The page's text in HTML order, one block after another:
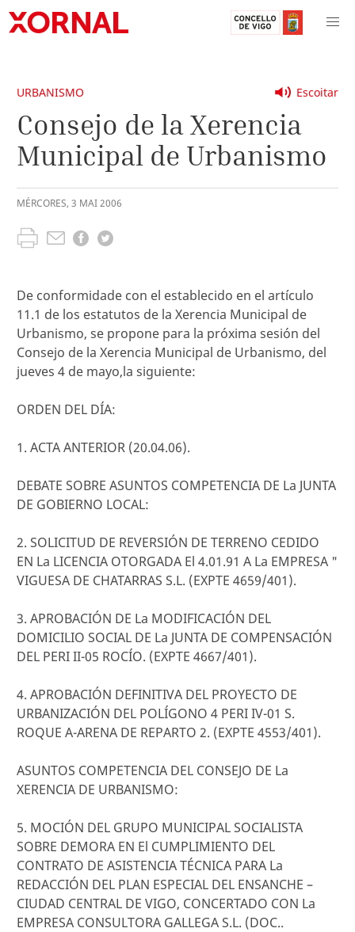
Escoitar
URBANISMO
Consejo de la Xerencia
Municipal de Urbanismo
MÉRCORES, 3 MAI2006
De conformidade con el establecido en el artículo
11.1 de los estatutos de la Xerencia Municipal de
Urbanismo, se propone para la próxima sesión del
Consejo de la Xerencia Municipal de Urbanismo, del
jueves 4 de mayo,la siguiente:
ORDEN DEL DÍA:
1. ACTA ANTERIOR (20.04.06).
DEBATE SOBRE ASUNTOS COMPETENCIA DE La JUNTA
DE GOBIERNO LOCAL:
2. SOLICITUD DE REVERSIÓN DE TERRENO CEDIDO
EN La LICENCIA OTORGADA El 4.01.91 A La EMPRESA "
VIGUESA DE CHATARRAS S.L. (EXPTE 4659/401).
3. APROBACIÓN DE La MODIFICACIÓN DEL
DOMICILIO SOCIAL DE La JUNTA DE COMPENSACIÓN
DEL PERI II-05 ROCÍO. (EXPTE 4667/401).
4. APROBACIÓN DEFINITIVA DEL PROYECTO DE
URBANIZACIÓN DEL POLÍGONO 4 PERI IV-01 S.
ROQUE A-ARENA DE REPARTO 2. (EXPTE 4553/401).
ASUNTOS COMPETENCIA DEL CONSEJO DE La
XERENCIA DE URBANISMO:
5. MOCIÓN DEL GRUPO MUNICIPAL SOCIALISTA
SOBRE DEMORA EN El CUMPLIMIENTO DEL
CONTRATO DE ASISTENCIA TÉCNICA PARA La
REDACCIÓN DEL PLAN ESPECIAL DEL ENSANCHE –
CIUDAD CENTRAL DE VIGO, CONCERTADO CON La
EMPRESA CONSULTORA GALLEGA S.L. (DOC..